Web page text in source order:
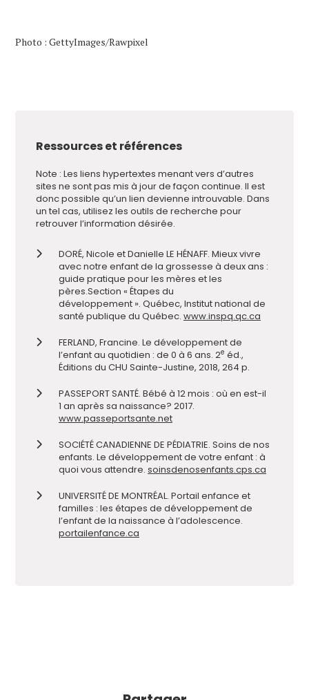
Photo : GettyImages/Rawpixel
Ressources et références
Note : Les liens hypertextes menant vers d’autres
sites ne sont pas mis à jour de façon continue. Il est
donc possible qu’un lien devienne introuvable. Dans
un tel cas, utilisez les outils de recherche pour
retrouver l’information désirée.
DORÉ, Nicole et Danielle LE HÉNAFF. Mieux vivre
avec notre enfant de la grossesse à deux ans :
guide pratique pour les mères et les
pères.Section « Étapes du
développement ». Québec, Institut national de
santé publique du Québec. www.inspq.qc.ca
FERLAND, Francine. Le développement de
l’enfant au quotidien : de 0 à 6 ans. 2e éd.,
Éditions du CHU Sainte-Justine, 2018, 264 p.
PASSEPORT SANTÉ. Bébé à 12 mois : où en est-il
1 an après sa naissance? 2017.
www.passeportsante.net
SOCIÉTÉ CANADIENNE DE PÉDIATRIE. Soins de nos
enfants. Le développement de votre enfant : à
quoi vous attendre. soinsdenosenfants.cps.ca
UNIVERSITÉ DE MONTRÉAL. Portail enfance et
familles : les étapes de développement de
l’enfant de la naissance à l’adolescence.
portailenfance.ca